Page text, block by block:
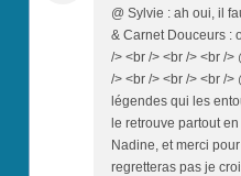
@ Sylvie : ah oui, il
& Carnet Douceurs :
/> <br /> <br /> <br /
/> <br /> <br /> <br /
légendes qui les
le retrouve partout
Nadine, et merci
regretteras pas je